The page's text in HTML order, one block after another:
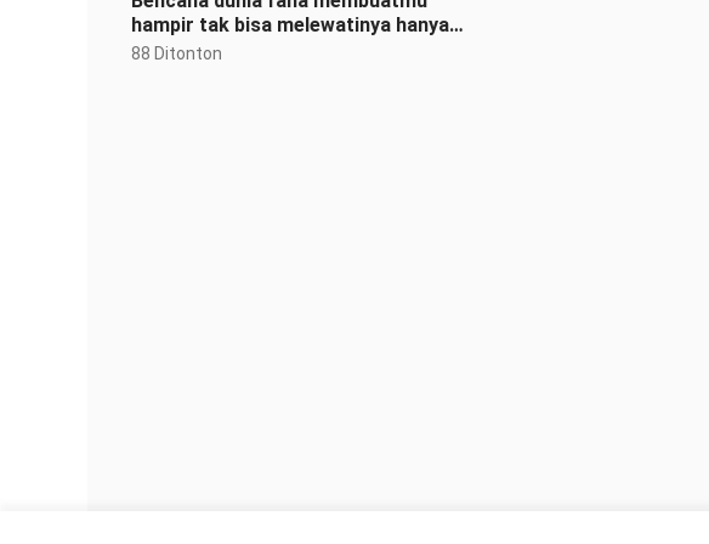
hampir tak bisa melewatinya hanya
dengan satu kalimat
88 Ditonton